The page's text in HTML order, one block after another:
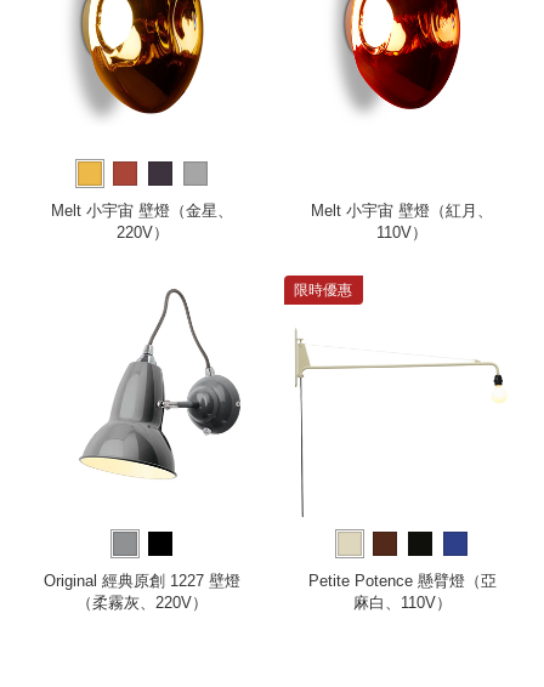
Melt 小宇宙 壁燈（金星、
220V）
Melt 小宇宙 壁燈（紅月、
110V）
Original 經典原創 1227 壁燈
（柔霧灰、220V）
限時優惠
Petite Potence 懸臂燈（亞
麻白、110V）